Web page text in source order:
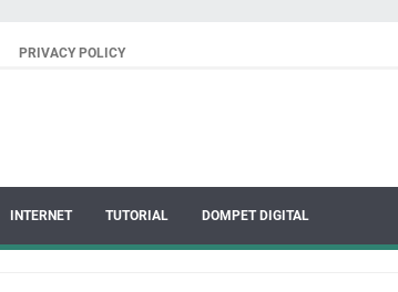
PRIVACY POLICY
INTERNET TUTORIAL DOMPET DIGITAL